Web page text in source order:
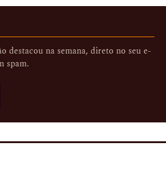
destacou na semana, direto no seu e-
spam.